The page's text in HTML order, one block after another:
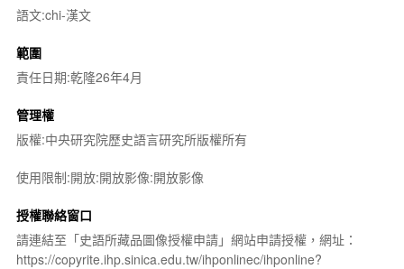
語文:chi-漢文
範圍
責任日期:乾隆26年4月
管理權
版權:中央研究院歷史語言研究所版權所有
使用限制:開放:開放影像:開放影像
授權聯絡窗口
請連結至「史語所藏品圖像授權申請」網站申請授權，網址：
https://copyrite.ihp.sinica.edu.tw/ihponlinec/ihponline?